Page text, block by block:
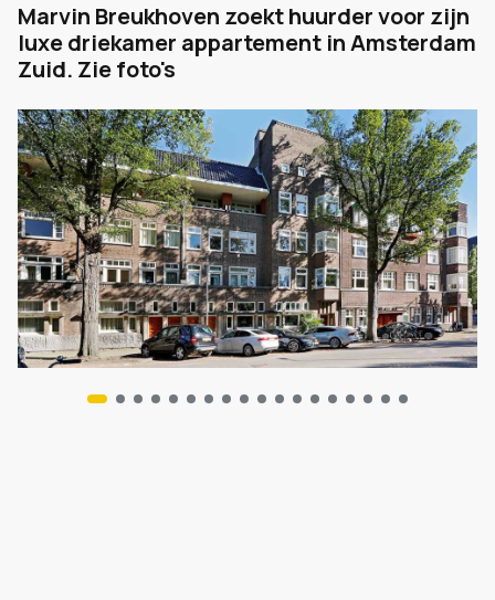
Marvin Breukhoven zoekt huurder voor zijn
luxe driekamer appartement in Amsterdam
Zuid. Zie foto's